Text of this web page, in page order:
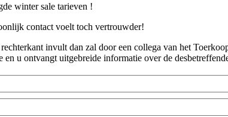
winter sale tarieven !
contact voelt toch vertrouwder!
invult dan zal door een collega van het
en u ontvangt uitgebreide informatie over de